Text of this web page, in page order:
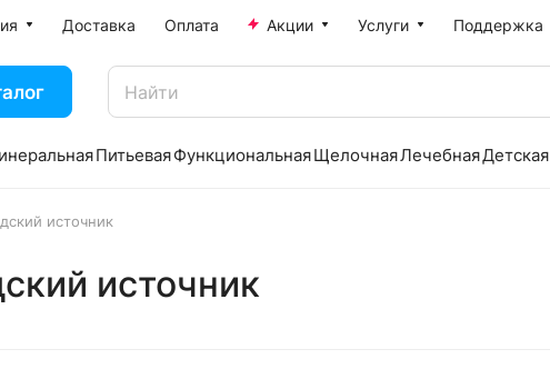
Доставка Оплата Акции Услуги Поддержка
ПитьеваяФункциональнаяЩелочнаяЛечебнаяДетская
источник
источник